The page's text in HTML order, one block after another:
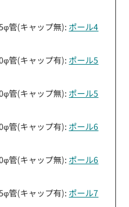
管(キャップ無): ポール4
管(キャップ有): ポール5
管(キャップ無): ポール5
管(キャップ有): ポール6
管(キャップ無): ポール6
管(キャップ有): ポール7